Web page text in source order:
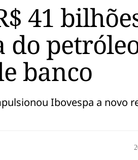
41
do
banco
Ibovespa a novo